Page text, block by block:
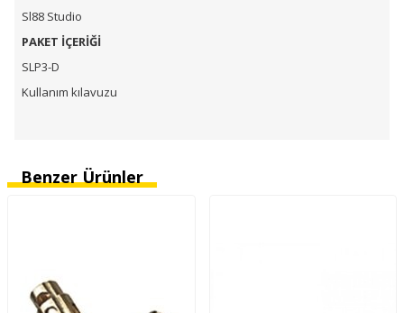
Sl88 Studio
PAKET İÇERİĞİ
SLP3-D
Kullanım kılavuzu
Benzer Ürünler